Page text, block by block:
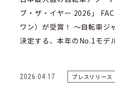
ブ・ザ・イヤー 2026」
ワン）が受賞！ 〜自転車ジ
決定する、本年のNo.1モデ
2026.04.17 プレスリリース